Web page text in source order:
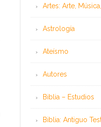
Artes: Arte,
Astrología
Ateísmo
Autores
Biblia – Estudios
Biblia: Antiguo